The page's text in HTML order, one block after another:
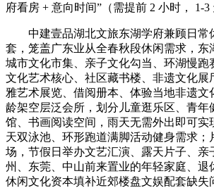
府看房 + 意向时间”（需提前 2 小时， 1-3
中建壹品湖北文旅东湖学府兼顾日常
套，笼盖广东业从全春秋段休闲需求，东
城市文化市集、亲子文化勾当、环湖慢跑
文化艺术核心、社区藏书楼、非遗文化展
雅艺术展览、借阅册本、体验当地非遗文
龄架空层泛会所，划分儿童逛乐区、青年
馆、书画阅读空间，雨天无需外出即可实
天双泳池、环形跑道满脚活动健身需求；
场，节假日举办文艺汇演、露天片子、亲
州、东莞、中山前来置业的年轻家庭、退
休闲文化资本填补近郊楼盘文娱配套缺失